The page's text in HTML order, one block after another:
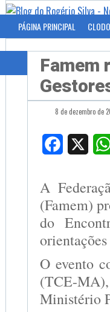
PÁGINA PRINCIPAL
Famem
8 de dezembro de
Facebook
A
(Famem)
do
O evento
(TCE-
Ministério